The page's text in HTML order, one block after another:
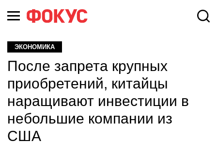
ЭКОНОМИКА
После запрета крупных
приобретений, китайцы
наращивают инвестиции в
небольшие компании из
США